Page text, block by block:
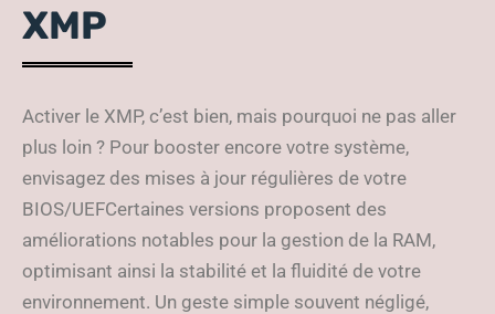
XMP
Activer le XMP, c’est bien, mais pourquoi ne pas aller
plus loin ? Pour booster encore votre système,
envisagez des mises à jour régulières de votre
BIOS/UEFCertaines versions proposent des
améliorations notables pour la gestion de la RAM,
optimisant ainsi la stabilité et la fluidité de votre
environnement. Un geste simple souvent négligé,